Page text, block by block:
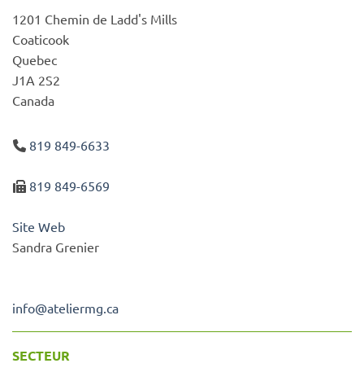
1201 Chemin de Ladd's Mills
Coaticook
Quebec
J1A 2S2
Canada
819 849-6633
819 849-6569
Site Web
Sandra Grenier
info@ateliermg.ca
SECTEUR